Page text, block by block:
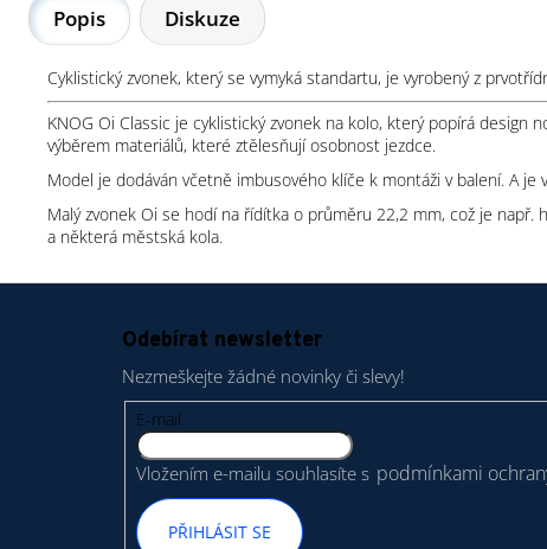
Popis Diskuze
Cyklistický zvonek, který se vymyká standartu, je vyrobený z
KNOG Oi Classic je cyklistický zvonek na kolo, který popírá
výběrem materiálů, které ztělesňují osobnost jezdce.
Model je dodáván včetně imbusového klíče k montáži v balení. A je
Malý zvonek Oi se hodí na řídítka o průměru 22,2 mm, což je
a některá městská kola.
Odebírat newsletter
Nezmeškejte žádné novinky či slevy!
E-mail
Vložením e-mailu souhlasíte s podmínkami
PŘIHLÁSIT SE